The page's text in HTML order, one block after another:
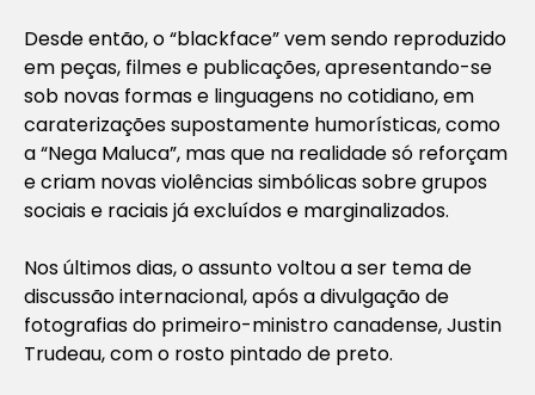
Desde então, o “blackface” vem sendo reproduzido
em peças, filmes e publicações, apresentando-se
sob novas formas e linguagens no cotidiano, em
caraterizações supostamente humorísticas, como
a “Nega Maluca”, mas que na realidade só reforçam
e criam novas violências simbólicas sobre grupos
sociais e raciais já excluídos e marginalizados.
Nos últimos dias, o assunto voltou a ser tema de
discussão internacional, após a divulgação de
fotografias do primeiro-ministro canadense, Justin
Trudeau, com o rosto pintado de preto.